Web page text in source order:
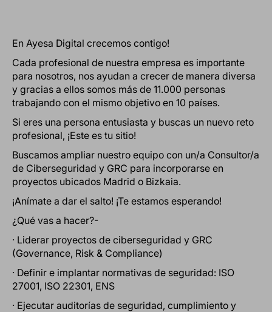
En Ayesa Digital crecemos contigo!
Cada profesional de nuestra empresa es importante
para nosotros, nos ayudan a crecer de manera diversa
y gracias a ellos somos más de 11.000 personas
trabajando con el mismo objetivo en 10 países.
Si eres una persona entusiasta y buscas un nuevo reto
profesional, ¡Este es tu sitio!
Buscamos ampliar nuestro equipo con un/a Consultor/a
de Ciberseguridad y GRC para incorporarse en
proyectos ubicados Madrid o Bizkaia.
¡Anímate a dar el salto! ¡Te estamos esperando!
¿Qué vas a hacer?-
· Liderar proyectos de ciberseguridad y GRC
(Governance, Risk & Compliance)
· Definir e implantar normativas de seguridad: ISO
27001, ISO 22301, ENS
· Ejecutar auditorías de seguridad, cumplimiento y